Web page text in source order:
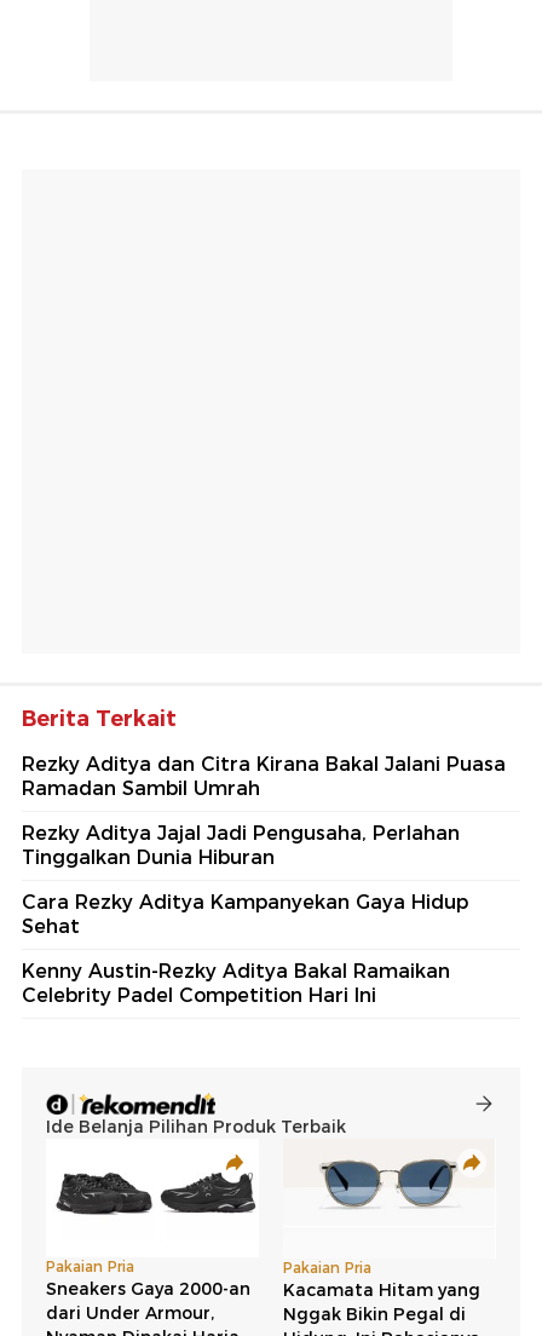
Berita Terkait
Rezky Aditya dan Citra Kirana Bakal Jalani Puasa
Ramadan Sambil Umrah
Rezky Aditya Jajal Jadi Pengusaha, Perlahan
Tinggalkan Dunia Hiburan
Cara Rezky Aditya Kampanyekan Gaya Hidup
Sehat
Kenny Austin-Rezky Aditya Bakal Ramaikan
Celebrity Padel Competition Hari Ini